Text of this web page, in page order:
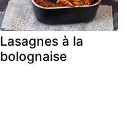
Lasagnes à la
bolognaise